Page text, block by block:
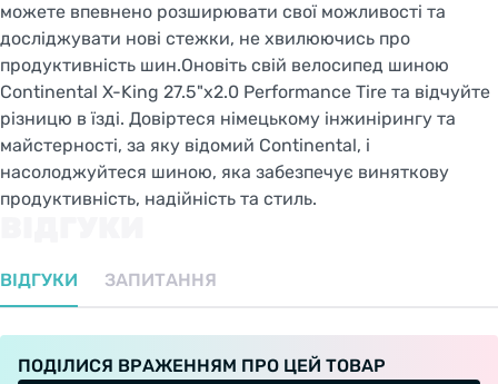
можете впевнено розширювати свої можливості та
досліджувати нові стежки, не хвилюючись про
продуктивність шин.Оновіть свій велосипед шиною
Continental X-King 27.5"x2.0 Performance Tire та відчуйте
різницю в їзді. Довіртеся німецькому інжинірингу та
майстерності, за яку відомий Continental, і
насолоджуйтеся шиною, яка забезпечує виняткову
продуктивність, надійність та стиль.
ВІДГУКИ ЗАПИТАННЯ
ПОДІЛИСЯ ВРАЖЕННЯМ ПРО ЦЕЙ ТОВАР